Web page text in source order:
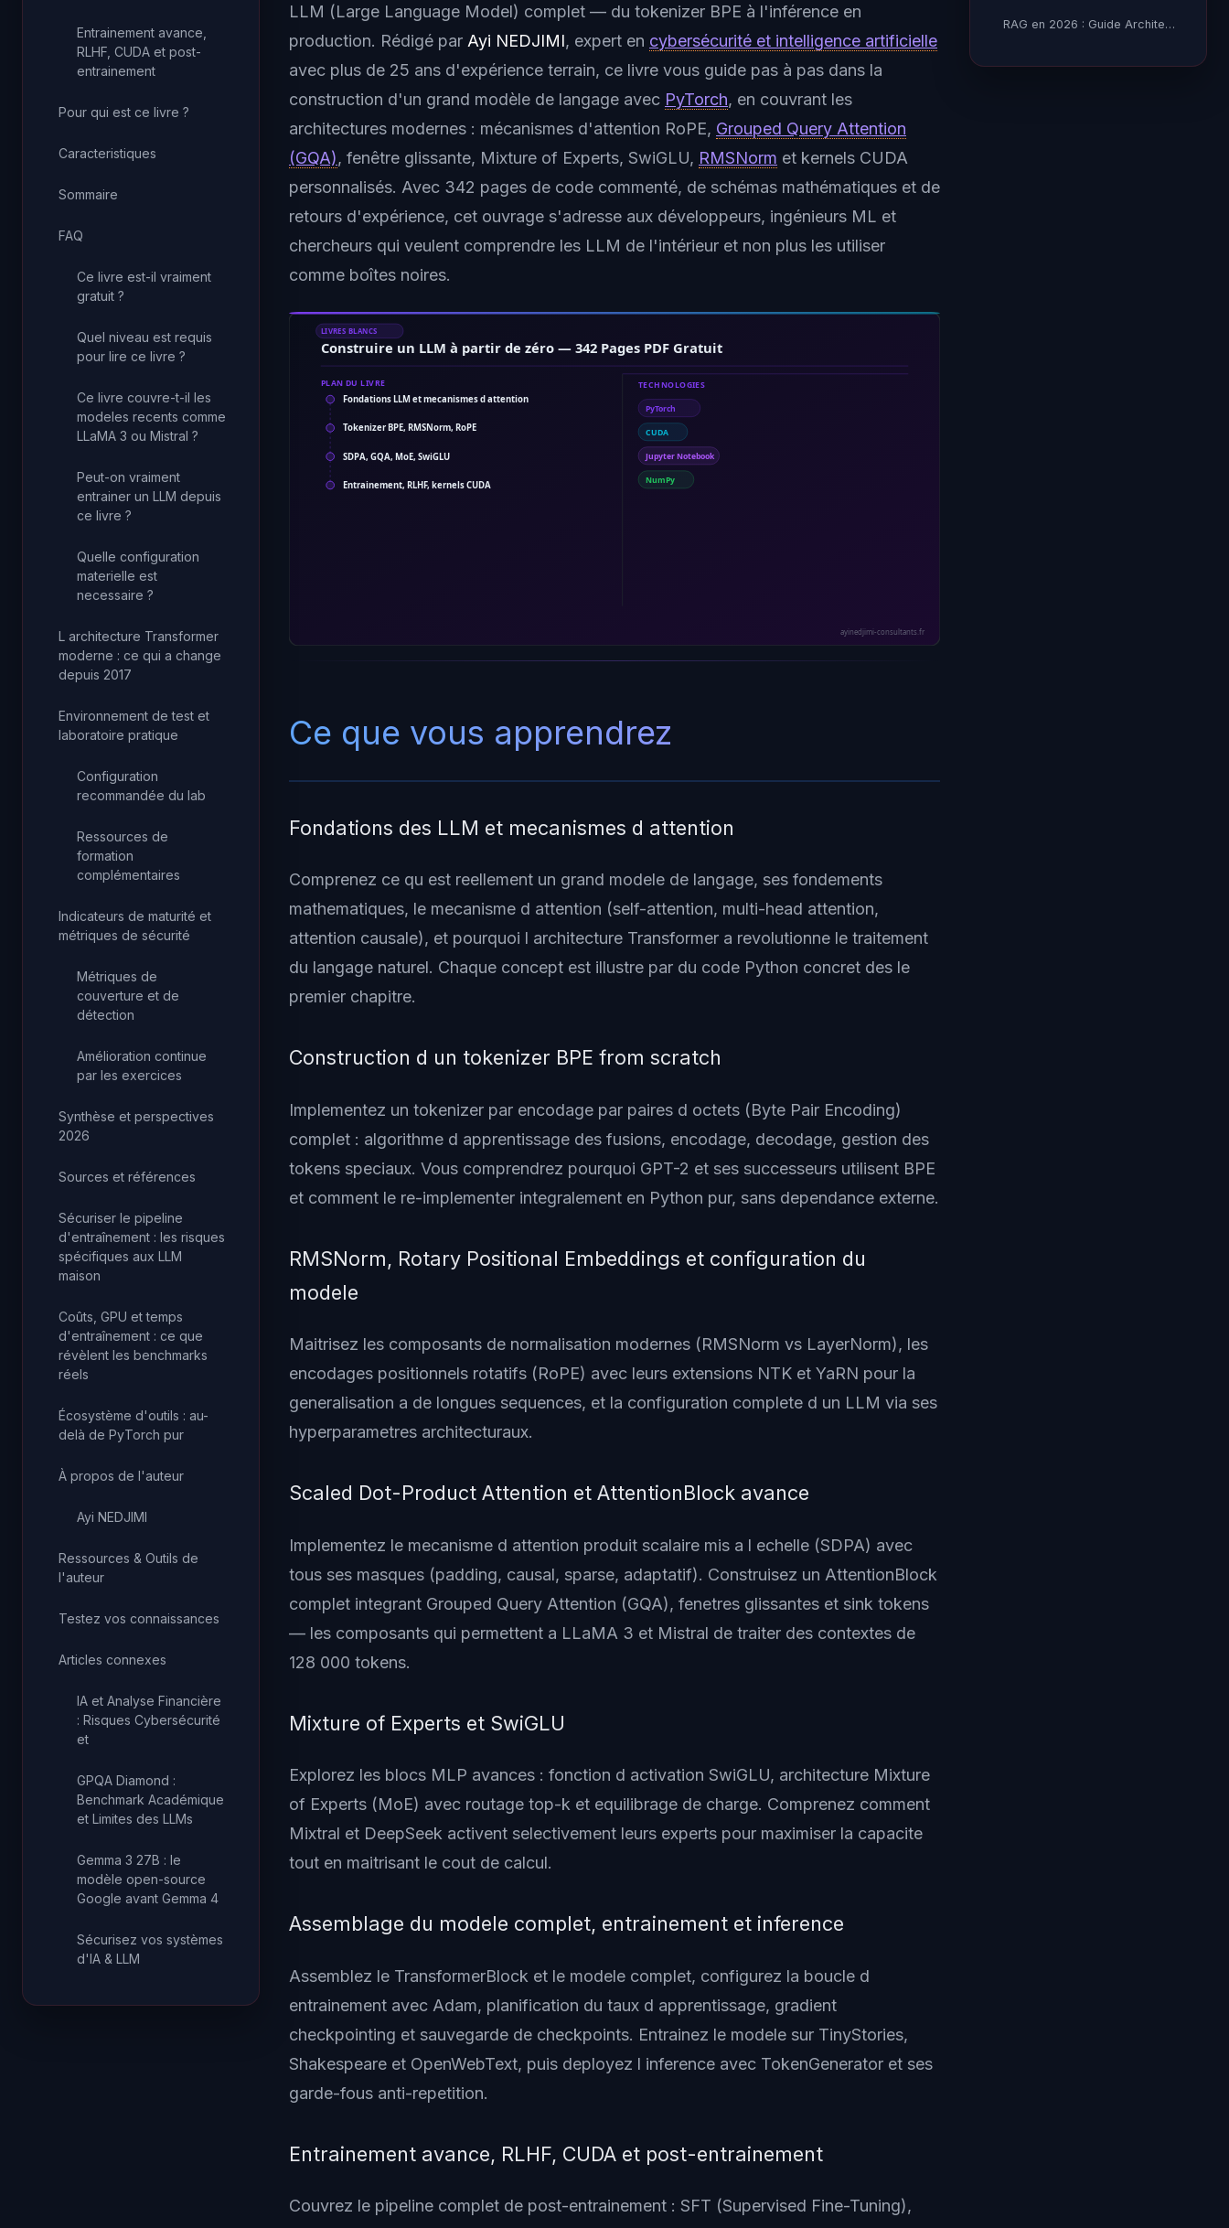
Entrainement avance,
RLHF, CUDA et post-
entrainement
Pour qui est ce livre ?
Caracteristiques
Sommaire
FAQ
Ce livre est-il vraiment
gratuit ?
Quel niveau est requis
pour lire ce livre ?
Ce livre couvre-t-il les
modeles recents comme
LLaMA 3 ou Mistral ?
Peut-on vraiment
entrainer un LLM depuis
ce livre ?
Quelle configuration
materielle est
necessaire ?
L architecture Transformer
moderne : ce qui a change
depuis 2017
Environnement de test et
laboratoire pratique
Configuration
recommandée du lab
Ressources de
formation
complémentaires
Indicateurs de maturité et
métriques de sécurité
Métriques de
couverture et de
détection
Amélioration continue
par les exercices
Synthèse et perspectives
2026
Sources et références
Sécuriser le pipeline
d'entraînement : les risques
spécifiques aux LLM
maison
Coûts, GPU et temps
d'entraînement : ce que
révèlent les benchmarks
réels
Écosystème d'outils : au-
delà de PyTorch pur
À propos de l'auteur
Ayi NEDJIMI
Ressources & Outils de
l'auteur
Testez vos connaissances
Articles connexes
IA et Analyse Financière
: Risques Cybersécurité
et
GPQA Diamond :
Benchmark Académique
et Limites des LLMs
Gemma 3 27B : le
modèle open-source
Google avant Gemma 4
Sécurisez vos systèmes
d'IA & LLM
LLM (Large Language Model) complet — du tokenizer BPE à l'inférence en
production. Rédigé par Ayi NEDJIMI, expert en cybersécurité et intelligence artificielle
avec plus de 25 ans d'expérience terrain, ce livre vous guide pas à pas dans la
construction d'un grand modèle de langage avec PyTorch, en couvrant les
architectures modernes : mécanismes d'attention RoPE, Grouped Query Attention
(GQA), fenêtre glissante, Mixture of Experts, SwiGLU, RMSNorm et kernels CUDA
personnalisés. Avec 342 pages de code commenté, de schémas mathématiques et de
retours d'expérience, cet ouvrage s'adresse aux développeurs, ingénieurs ML et
chercheurs qui veulent comprendre les LLM de l'intérieur et non plus les utiliser
comme boîtes noires.
LIVRES BLANCS
Construire un LLM à partir de zéro — 342 Pages PDF Gratuit
PLAN DU LIVRE
Fondations LLM et mecanismes d attention
Tokenizer BPE, RMSNorm, RoPE
SDPA, GQA, MoE, SwiGLU
Entrainement, RLHF, kernels CUDA
TECHNOLOGIES
PyTorch
CUDA
Jupyter Notebook
NumPy
ayinedjimi-consultants.fr
Ce que vous apprendrez
Fondations des LLM et mecanismes d attention
Comprenez ce qu est reellement un grand modele de langage, ses fondements
mathematiques, le mecanisme d attention (self-attention, multi-head attention,
attention causale), et pourquoi l architecture Transformer a revolutionne le traitement
du langage naturel. Chaque concept est illustre par du code Python concret des le
premier chapitre.
Construction d un tokenizer BPE from scratch
Implementez un tokenizer par encodage par paires d octets (Byte Pair Encoding)
complet : algorithme d apprentissage des fusions, encodage, decodage, gestion des
tokens speciaux. Vous comprendrez pourquoi GPT-2 et ses successeurs utilisent BPE
et comment le re-implementer integralement en Python pur, sans dependance externe.
RMSNorm, Rotary Positional Embeddings et configuration du
modele
Maitrisez les composants de normalisation modernes (RMSNorm vs LayerNorm), les
encodages positionnels rotatifs (RoPE) avec leurs extensions NTK et YaRN pour la
generalisation a de longues sequences, et la configuration complete d un LLM via ses
hyperparametres architecturaux.
Scaled Dot-Product Attention et AttentionBlock avance
Implementez le mecanisme d attention produit scalaire mis a l echelle (SDPA) avec
tous ses masques (padding, causal, sparse, adaptatif). Construisez un AttentionBlock
complet integrant Grouped Query Attention (GQA), fenetres glissantes et sink tokens
— les composants qui permettent a LLaMA 3 et Mistral de traiter des contextes de
128 000 tokens.
Mixture of Experts et SwiGLU
Explorez les blocs MLP avances : fonction d activation SwiGLU, architecture Mixture
of Experts (MoE) avec routage top-k et equilibrage de charge. Comprenez comment
Mixtral et DeepSeek activent selectivement leurs experts pour maximiser la capacite
tout en maitrisant le cout de calcul.
Assemblage du modele complet, entrainement et inference
Assemblez le TransformerBlock et le modele complet, configurez la boucle d
entrainement avec Adam, planification du taux d apprentissage, gradient
checkpointing et sauvegarde de checkpoints. Entrainez le modele sur TinyStories,
Shakespeare et OpenWebText, puis deployez l inference avec TokenGenerator et ses
garde-fous anti-repetition.
Entrainement avance, RLHF, CUDA et post-entrainement
Couvrez le pipeline complet de post-entrainement : SFT (Supervised Fine-Tuning),
RAG en 2026 : Guide Architecture, Vectorisation & Chunking